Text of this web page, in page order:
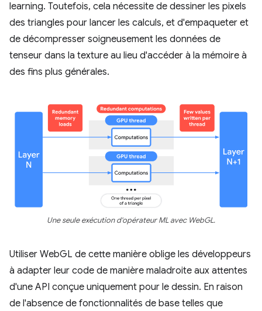
learning. Toutefois, cela nécessite de dessiner les pixels
des triangles pour lancer les calculs, et d'empaqueter et
de décompresser soigneusement les données de
tenseur dans la texture au lieu d'accéder à la mémoire à
des fins plus générales.
Une seule exécution d'opérateur ML avec WebGL.
Utiliser WebGL de cette manière oblige les développeurs
à adapter leur code de manière maladroite aux attentes
d'une API conçue uniquement pour le dessin. En raison
de l'absence de fonctionnalités de base telles que